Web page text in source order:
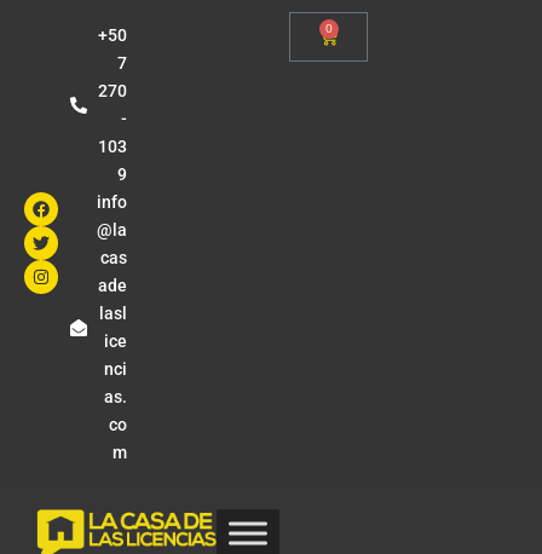
+50
7
270
-
103
9
info
@la
cas
ade
lasl
ice
nci
as.
co
m
0